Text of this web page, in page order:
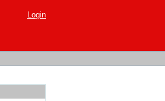
Login